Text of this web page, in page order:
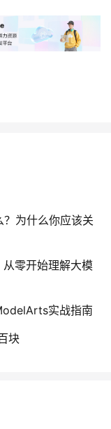
为什么你应该关
从零开始理解大模
实战指南
块